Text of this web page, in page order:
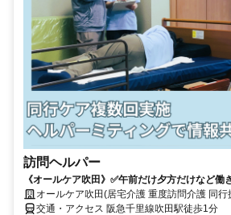
訪問ヘルパー
《オールケア吹田》✅午前だけ夕方だけなど働
オールケア吹田(居宅介護 重度訪問介護 同
交通・アクセス 阪急千里線吹田駅徒歩1分